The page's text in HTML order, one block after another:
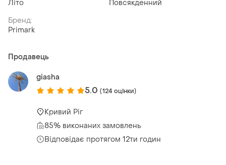
Літо
Повсякденний
Бренд:
Primark
Продавець
giasha
5.0 (124 оцінки)
Кривий Ріг
85% виконаних замовлень
Відповідає протягом 12ти годин